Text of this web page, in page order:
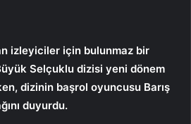
izleyiciler için bulunmaz bir
Selçuklu dizisi yeni dönem
dizinin başrol oyuncusu Barış
duyurdu.